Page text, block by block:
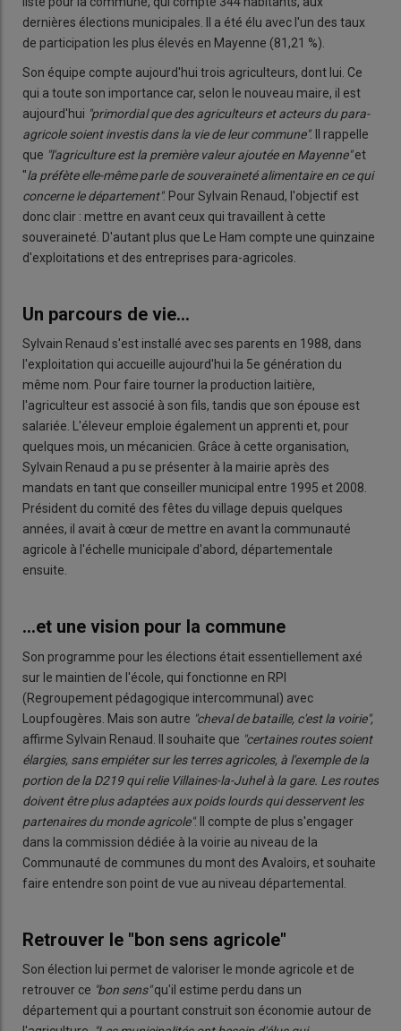
dernières élections municipales. Il a été élu avec l'un des taux
de participation les plus élevés en Mayenne (81,21 %).
Son équipe compte aujourd'hui trois agriculteurs, dont lui. Ce
qui a toute son importance car, selon le nouveau maire, il est
aujourd'hui "primordial que des agriculteurs et acteurs du para-
agricole soient investis dans la vie de leur commune". Il rappelle
que "l'agriculture est la première valeur ajoutée en Mayenne"et
"la préfète elle-même parle de souveraineté alimentaire en ce qui
concerne le département". Pour Sylvain Renaud, l'objectif est
donc clair : mettre en avant ceux qui travaillent à cette
souveraineté. D'autant plus que Le Ham compte une quinzaine
d'exploitations et des entreprises para-agricoles.
Un parcours de vie...
Sylvain Renaud s'est installé avec ses parents en 1988, dans
l'exploitation qui accueille aujourd'hui la 5e génération du
même nom. Pour faire tourner la production laitière,
l'agriculteur est associé à son fils, tandis que son épouse est
salariée. L'éleveur emploie également un apprenti et, pour
quelques mois, un mécanicien. Grâce à cette organisation,
Sylvain Renaud a pu se présenter à la mairie après des
mandats en tant que conseiller municipal entre 1995 et 2008.
Président du comité des fêtes du village depuis quelques
années, il avait à cœur de mettre en avant la communauté
agricole à l'échelle municipale d'abord, départementale
ensuite.
...et une vision pour la commune
Son programme pour les élections était essentiellement axé
sur le maintien de l'école, qui fonctionne en RPI
(Regroupement pédagogique intercommunal) avec
Loupfougères. Mais son autre "cheval de bataille, c'est la voirie",
affirme Sylvain Renaud. Il souhaite que "certaines routes soient
élargies, sans empiéter sur les terres agricoles, à l'exemple de la
portion de la D219 qui relie Villaines-la-Juhel à la gare. Les routes
doivent être plus adaptées aux poids lourds qui desservent les
partenaires du monde agricole". Il compte de plus s'engager
dans la commission dédiée à la voirie au niveau de la
Communauté de communes du mont des Avaloirs, et souhaite
faire entendre son point de vue au niveau départemental.
Retrouver le "bon sens agricole"
Son élection lui permet de valoriser le monde agricole et de
retrouver ce "bon sens"qu'il estime perdu dans un
département qui a pourtant construit son économie autour de